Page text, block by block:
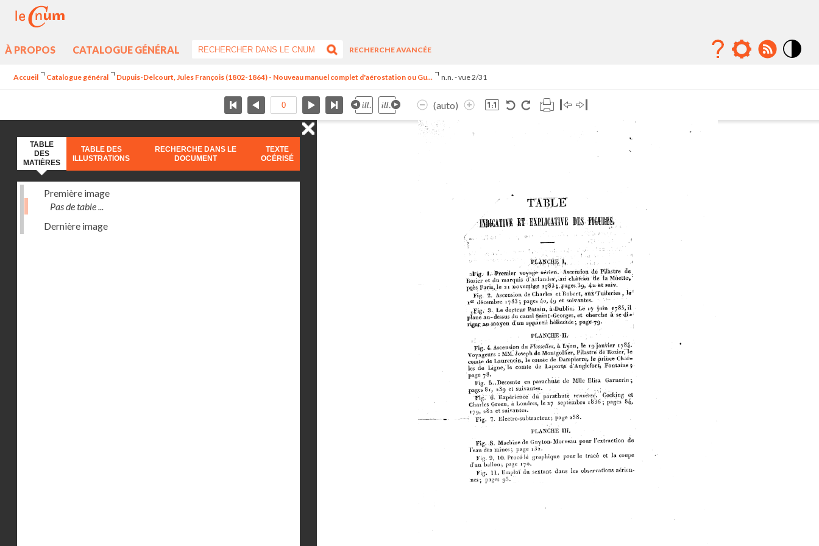
À PROPOS CATALOGUE GÉNÉRAL
RECHERCHE AVANCÉE
Accueil Catalogue général Dupuis-Delcourt, Jules François (1802-1864) - Nouveau manuel complet d'aérostation ou Gu... n.n. - vue 2/31
(auto)
TABLE
DES
MATIÈRES
TABLE DES
ILLUSTRATIONS
RECHERCHE DANS LE
DOCUMENT
TEXTE
OCÉRISÉ
Première image
Pas de table ...
Dernière image